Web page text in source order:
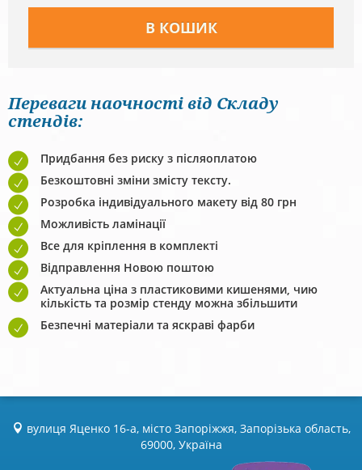
Переваги наочності від Складу
стендів:
Придбання без риску з післяоплатою
Безкоштовні зміни змісту тексту.
Розробка індивідуального макету від 80 грн
Можливість ламінації
Все для кріплення в комплекті
Відправлення Новою поштою
Актуальна ціна з пластиковими кишенями, чию
кількість та розмір стенду можна збільшити
Безпечні матеріали та яскраві фарби
вулиця Яценко 16-а, місто Запоріжжя, Запорізька область,
69000, Україна